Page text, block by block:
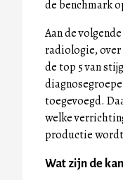
de benchmark
Aan de
radiologie, over
de top 5 van
toegevoegd.
welke
productie
Wat zijn de